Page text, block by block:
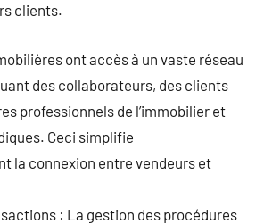
clients.
ont accès à un vaste réseau
des collaborateurs, des clients
professionnels de l’immobilier et
Ceci simplifie
la connexion entre vendeurs et
: La gestion des procédures